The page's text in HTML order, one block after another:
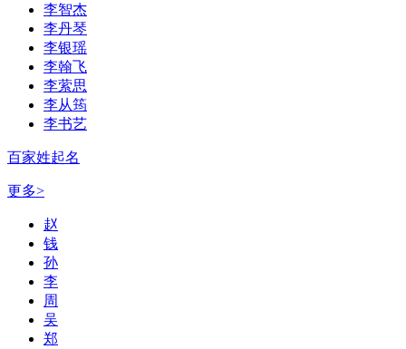
李智杰
李丹琴
李银瑶
李翰飞
李萦思
李从筠
李书艺
百家姓起名
更多>
赵
钱
孙
李
周
吴
郑